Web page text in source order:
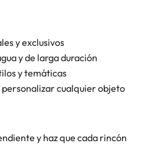
y exclusivos
y de larga duración
y temáticas
cualquier objeto
y haz que cada rincón